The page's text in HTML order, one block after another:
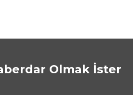
Olmak İster